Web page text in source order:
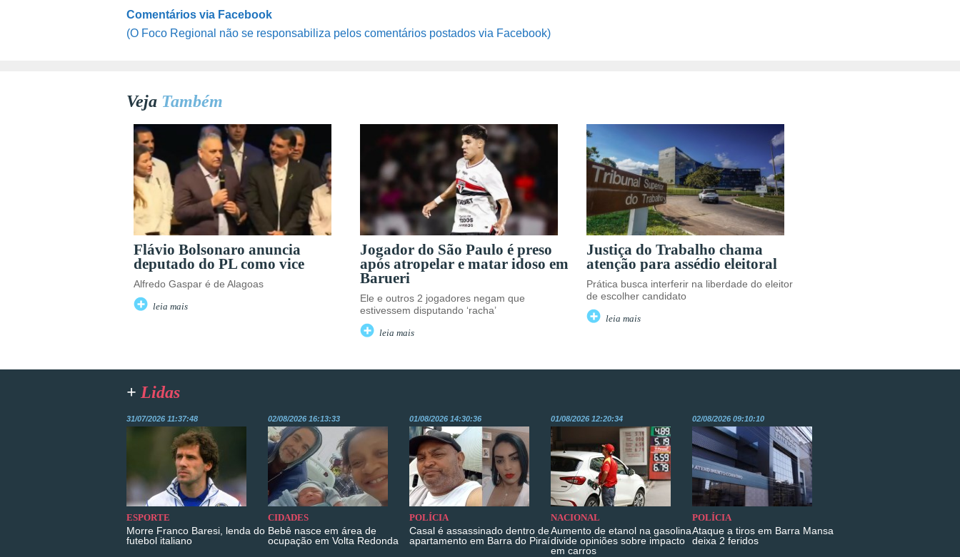
Comentários via Facebook
(O Foco Regional não se responsabiliza pelos comentários postados via Facebook)
Veja Também
Flávio Bolsonaro anuncia
deputado do PL como vice
Alfredo Gaspar é de Alagoas
leia mais
Jogador do São Paulo é preso
após atropelar e matar idoso em
Barueri
Ele e outros 2 jogadores negam que
estivessem disputando ‘racha’
leia mais
Justiça do Trabalho chama
atenção para assédio eleitoral
Prática busca interferir na liberdade do eleitor
de escolher candidato
leia mais
+ Lidas
31/07/2026 11:37:48
ESPORTE
Morre Franco Baresi, lenda do
futebol italiano
02/08/2026 16:13:33
CIDADES
Bebê nasce em área de
ocupação em Volta Redonda
01/08/2026 14:30:36
POLÍCIA
Casal é assassinado dentro de
apartamento em Barra do Piraí
01/08/2026 12:20:34
NACIONAL
Aumento de etanol na gasolina
divide opiniões sobre impacto
em carros
02/08/2026 09:10:10
POLÍCIA
Ataque a tiros em Barra Mansa
deixa 2 feridos